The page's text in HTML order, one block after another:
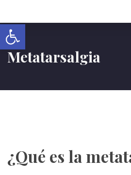
Abrir barra de
Metatarsalgia
¿Qué es la